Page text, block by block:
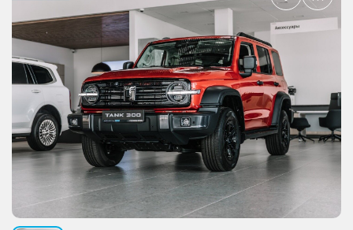
в
избранное